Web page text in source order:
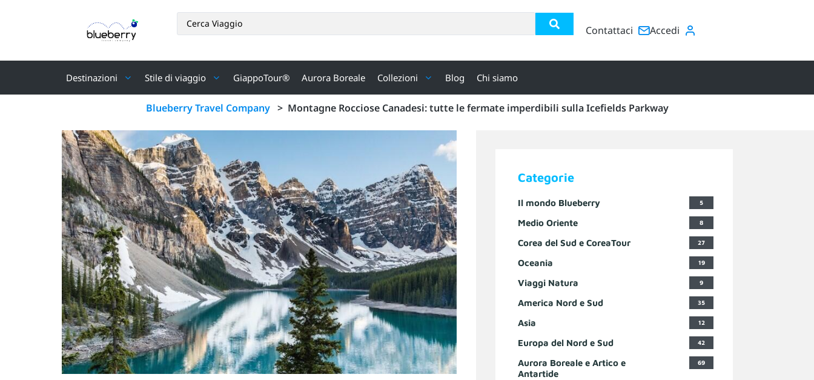
Contattaci Accedi
Destinazioni Stile di viaggio GiappoTour® Aurora Boreale Collezioni Blog Chi siamo
Blueberry Travel Company> Montagne Rocciose Canadesi: tutte le fermate imperdibili sulla Icefields Parkway
Categorie
Il mondo Blueberry 5
Medio Oriente 8
Corea del Sud e CoreaTour 27
Oceania 19
Viaggi Natura 9
America Nord e Sud 35
Asia 12
Europa del Nord e Sud 42
Aurora Boreale e Artico e
Antartide
69